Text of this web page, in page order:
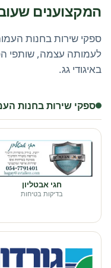
המקצוענים
ספקי שירות בחנות
לעמותה עצמה, שותפי
באיגודי גג.
ספקי שירות בחנות
חגי אבטליון
בדיקות בטיחות